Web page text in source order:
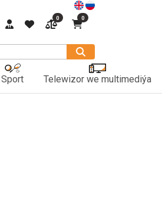
0 0
Sport Telewizor we multimediýa